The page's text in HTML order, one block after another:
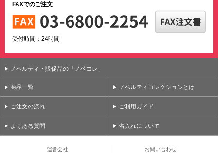
FAXでのご注文
受付時間：24時間
ノベルティ・販促品の「ノベコレ」
商品一覧 ノベルティコレクションとは
ご注文の流れ ご利用ガイド
よくある質問 名入れについて
運営会社 お問い合わせ